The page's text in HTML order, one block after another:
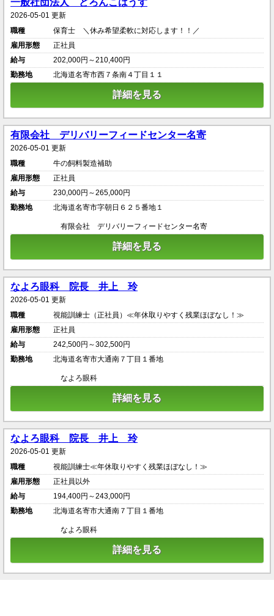
一般社団法人 どろんこはうす
2026-05-01 更新
職種
保育士 ＼休み希望柔軟に対応します！！／
雇用形態
正社員
給与
202,000円～210,400円
勤務地
北海道名寄市西７条南４丁目１１
詳細を見る
有限会社 デリバリーフィードセンター名寄
2026-05-01 更新
職種
牛の飼料製造補助
雇用形態
正社員
給与
230,000円～265,000円
勤務地
北海道名寄市字朝日６２５番地１
有限会社 デリバリーフィードセンター名寄
詳細を見る
なよろ眼科 院長 井上 玲
2026-05-01 更新
職種
視能訓練士（正社員）≪年休取りやすく残業ほぼなし！≫
雇用形態
正社員
給与
242,500円～302,500円
勤務地
北海道名寄市大通南７丁目１番地
なよろ眼科
詳細を見る
なよろ眼科 院長 井上 玲
2026-05-01 更新
職種
視能訓練士≪年休取りやすく残業ほぼなし！≫
雇用形態
正社員以外
給与
194,400円～243,000円
勤務地
北海道名寄市大通南７丁目１番地
なよろ眼科
詳細を見る